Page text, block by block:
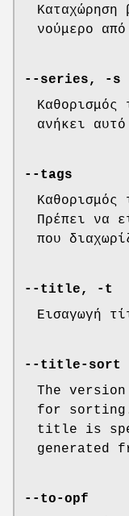
Καταχώρηση
νούμερο
--series, -s
Καθορισμός
ανήκει
--tags
Καθορισμός
Πρέπει να
που
--title, -t
Εισαγωγή
--title-sort
The
for
title is
generated
--to-opf